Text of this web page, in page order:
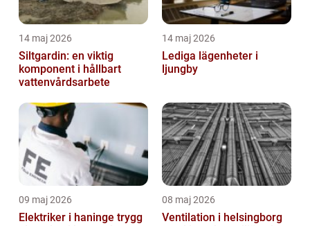
14 maj 2026
Siltgardin: en viktig
komponent i hållbart
vattenvårdsarbete
14 maj 2026
Lediga lägenheter i
ljungby
09 maj 2026
Elektriker i haninge trygg
08 maj 2026
Ventilation i helsingborg